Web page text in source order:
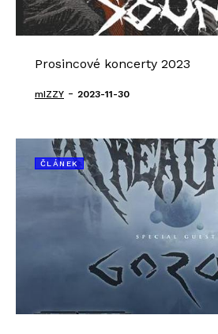
Prosincové koncerty 2023
mIZZY - 2023-11-30
ČLÁNEK